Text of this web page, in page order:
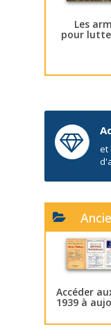
Les
pour
et
Accéder
1939 à